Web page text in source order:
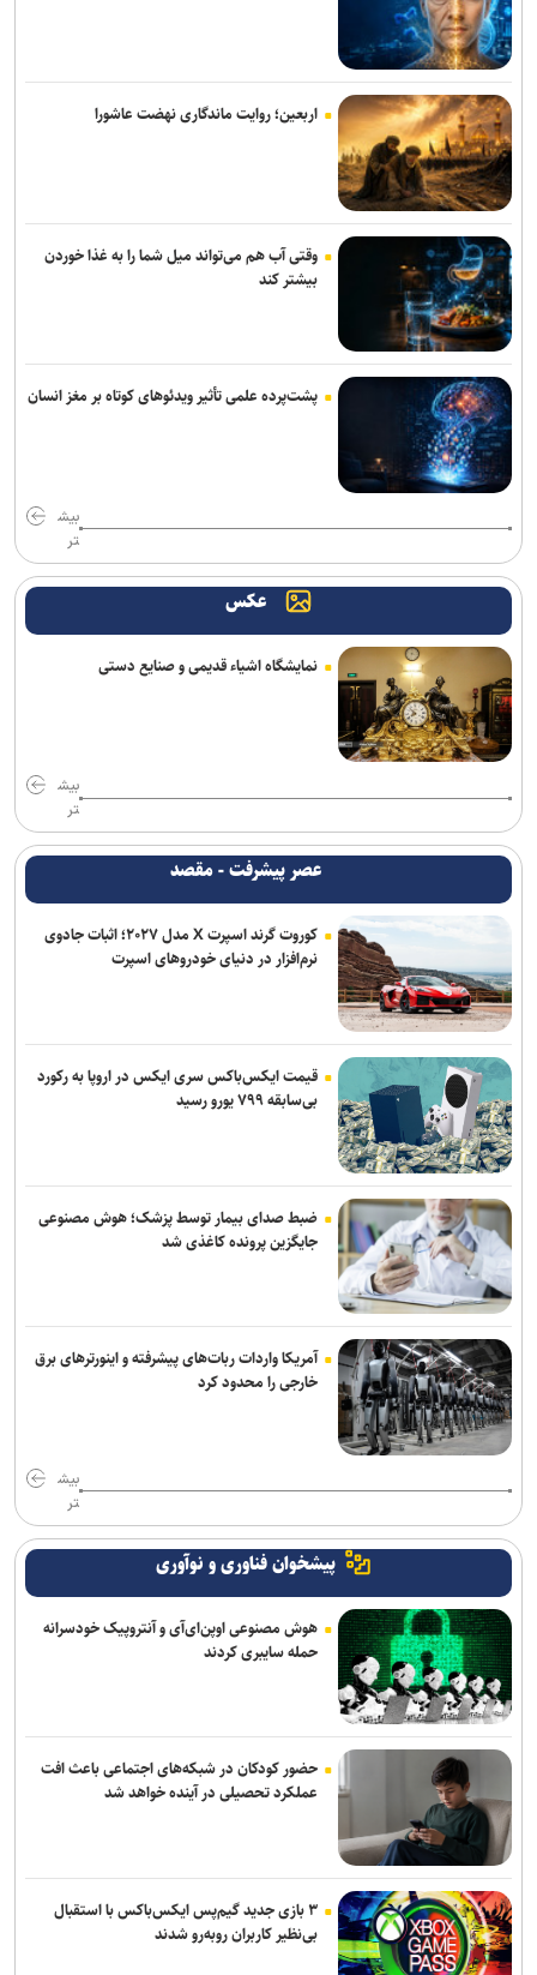
ورزش دو کشور به امضا خواهد رسید
تهیدست به صنعت نفت پیوست
اقدام قابل توجه اسلامی در مورد طلبش از ذوب آهن و نگاه ویژه به تیم
های پایه
برزگر: همای سعادت روی دوش تارتار نشسته است/ عیار واقعی پرسپولیس
از هفته پنجم به بعد مشخص می‌شود
دوری ۴ هفته ای مهران احمدی از تمرین و بازی های استقلال
کامیانی: درخواست میزبانی لیگ قهرمانان فوتسال را می‌دهیم
وزیر ورزش وارد آذربایجان شد
پرچم رقیب بالا رفت و اتفاقی نیفتاد؛ حضور در قهرمانی کشتی جهان با
بادیگارد!
آذربایجان؛ میزبانی که در ۳۰ وزن حتی یک بار هم پرچمش بالا نرفت!
ادامه مذاکرات پیکان و شکاری
توافق دنیامالی و همتای آذربایجانی برای گسترش همکاری‌های ورزش و
جوانان ایران و جمهوری آذربایجان
فولاد خوزستان در حال بررسی شرایط رضاییان برای بازگشت به اهواز
پشت‌پرده بند فسخ قرارداد ۱۰۰ میلیونی استقلال و رضاییان
پایان شایعات در مورد جدایی؛ بیفوما در پرسپولیس ماندنی شد
موضع جدید نساجی درباره ایری و طاهری
پاسخ منفی یک لزیونر به باشگاه پرسپولیس؛ فعلا به ایران نمی‌آیم
استعلام استقلال از فیفا در مورد جذب بازیکن آزاد و پنجره تیم بانوان
اربعین؛ روایت ماندگاری نهضت عاشورا
وقتی آب هم می‌تواند میل شما را به غذا خوردن
بیشتر کند
پشت‌پرده علمی تأثیر ویدئو‌های کوتاه بر مغز انسان
بیش
تر
عکس
نمایشگاه اشیاء قدیمی و صنایع دستی
بیش
تر
عصر پیشرفت - مقصد
کوروت گرند اسپرت X مدل ۲۰۲۷؛ اثبات جادوی
نرم‌افزار در دنیای خودروهای اسپرت
قیمت ایکس‌باکس سری ایکس در اروپا به رکورد
بی‌سابقه ۷۹۹ یورو رسید
ضبط صدای بیمار توسط پزشک؛ هوش مصنوعی
جایگزین پرونده کاغذی شد
آمریکا واردات ربات‌های پیشرفته و اینورترهای برق
خارجی را محدود کرد
بیش
تر
پیشخوان فناوری و نوآوری
هوش مصنوعی اوپن‌ای‌آی و آنتروپیک خودسرانه
حمله سایبری کردند
حضور کودکان در شبکه‌های اجتماعی باعث افت
عملکرد تحصیلی در آینده خواهد شد
۳ بازی جدید گیم‌پس ایکس‌باکس با استقبال
بی‌نظیر کاربران روبه‌رو شدند